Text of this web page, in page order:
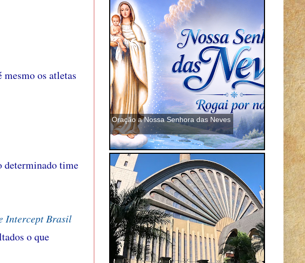
os atletas
determinado time
Intercept Brasil
o que
Oração a Nossa Senhora das Neves